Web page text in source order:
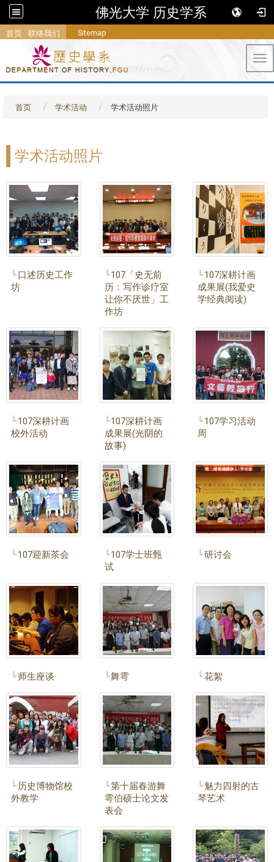
佛光大学 历史学系
首页 联络我们 Sitemap
首页 学术活动 学术活动照片
学术活动照片
口述历史工作
坊
107「史无前
历：写作诊疗室
让你不厌世」工
作坊
107深耕计画
成果展(我爱史
学经典阅读)
107深耕计画
校外活动
107深耕计画
成果展(光阴的
故事)
107学习活动
周
107迎新茶会
107学士班甄
试
研讨会
师生座谈 舞雩 花絮
历史博物馆校
外教学
第十届春游舞
雩伯硕士论文发
表会
魅力四射的古
琴艺术